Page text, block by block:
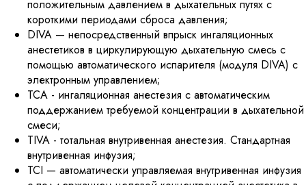
положительным давлением в дыхательных путях с
короткими периодами сброса давления;
DIVA — непосредственный впрыск ингаляционных
анестетиков в циркулирующую дыхательную смесь с
помощью автоматического испарителя (модуля DIVA) с
электронным управлением;
TCA - ингаляционная анестезия с автоматическим
поддержанием требуемой концентрации в дыхательной
смеси;
TIVA - тотальная внутривенная анестезия. Стандартная
внутривенная инфузия;
TCI — автоматически управляемая внутривенная инфузия